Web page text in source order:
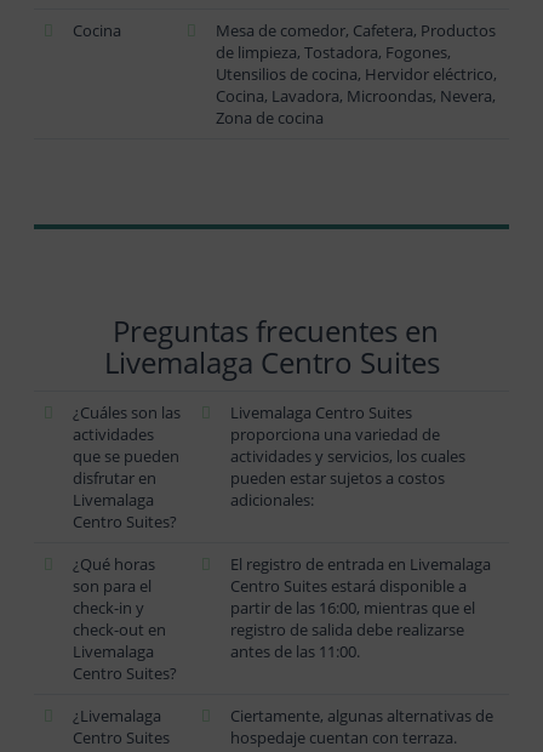
Cocina
Mesa de comedor, Cafetera, Productos
de limpieza, Tostadora, Fogones,
Utensilios de cocina, Hervidor eléctrico,
Cocina, Lavadora, Microondas, Nevera,
Zona de cocina
Preguntas frecuentes en
Livemalaga Centro Suites
¿Cuáles son las
actividades
que se pueden
disfrutar en
Livemalaga
Centro Suites?
Livemalaga Centro Suites
proporciona una variedad de
actividades y servicios, los cuales
pueden estar sujetos a costos
adicionales:
¿Qué horas
son para el
check-in y
check-out en
Livemalaga
Centro Suites?
El registro de entrada en Livemalaga
Centro Suites estará disponible a
partir de las 16:00, mientras que el
registro de salida debe realizarse
antes de las 11:00.
¿Livemalaga
Centro Suites
Ciertamente, algunas alternativas de
hospedaje cuentan con terraza.